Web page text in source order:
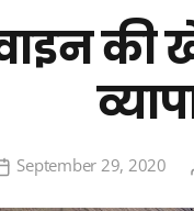
की
September 29, 2020